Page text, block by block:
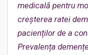
medicală pentru
creșterea ratei
pacienților de a
Prevalența